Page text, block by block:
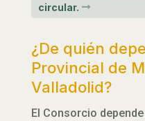
circular.
¿De quién
Provincial de
Valladolid?
El Consorcio